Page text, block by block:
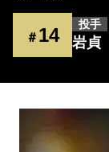
＃ 14 投手
岩貞